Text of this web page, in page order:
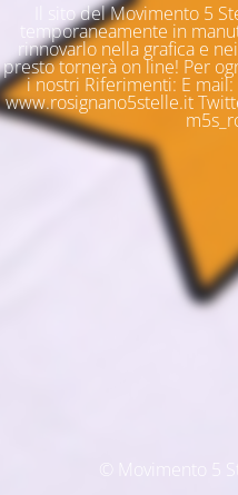
Il sito del Movimento 5
temporaneamente in
rinnovarlo nella grafica e
presto tornerà on line! Per
i nostri Riferimenti: E mail:
www.rosignano5stelle.it
© Movimento 5